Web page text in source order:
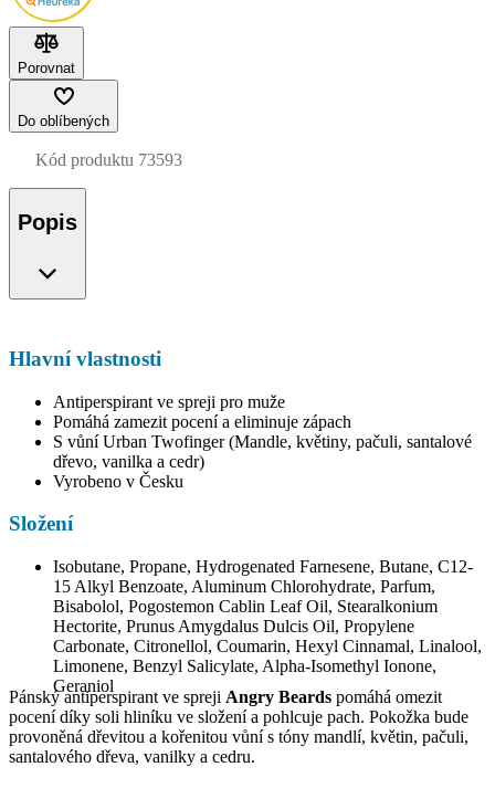
Porovnat
Do oblíbených
Kód produktu 73593
Popis
Hlavní vlastnosti
Antiperspirant ve spreji pro muže
Pomáhá zamezit pocení a eliminuje zápach
S vůní Urban Twofinger (Mandle, květiny, pačuli, santalové
dřevo, vanilka a cedr)
Vyrobeno v Česku
Složení
Isobutane, Propane, Hydrogenated Farnesene, Butane, C12-
15 Alkyl Benzoate, Aluminum Chlorohydrate, Parfum,
Bisabolol, Pogostemon Cablin Leaf Oil, Stearalkonium
Hectorite, Prunus Amygdalus Dulcis Oil, Propylene
Carbonate, Citronellol, Coumarin, Hexyl Cinnamal, Linalool,
Limonene, Benzyl Salicylate, Alpha-Isomethyl Ionone,
Geraniol
Pánský antiperspirant ve spreji Angry Beards pomáhá omezit
pocení díky soli hliníku ve složení a pohlcuje pach. Pokožka bude
provoněná dřevitou a kořenitou vůní s tóny mandlí, květin, pačuli,
santalového dřeva, vanilky a cedru.